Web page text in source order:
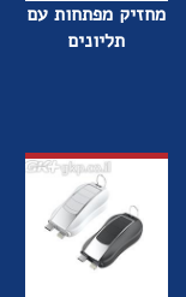
מחזיק מפתחות עם
תליונים